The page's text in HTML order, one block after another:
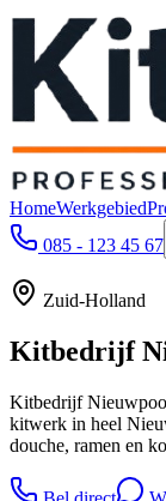
HomeWerkgebied
085 - 123 45 67
Zuid-Holland
Kitbedrijf
Kitbedrijf
kitwerk in heel
douche, ramen en